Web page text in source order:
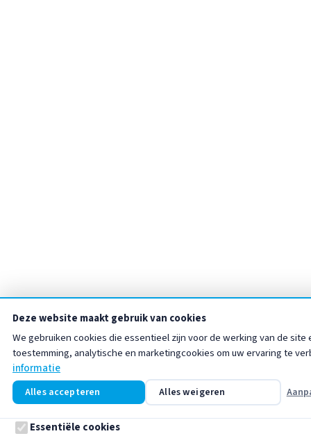
Deze website maakt gebruik van cookies
We gebruiken cookies die essentieel zijn voor de werking van de site
toestemming, analytische en marketingcookies om uw ervaring te
informatie
Alles accepteren Alles weigeren
Essentiële cookies